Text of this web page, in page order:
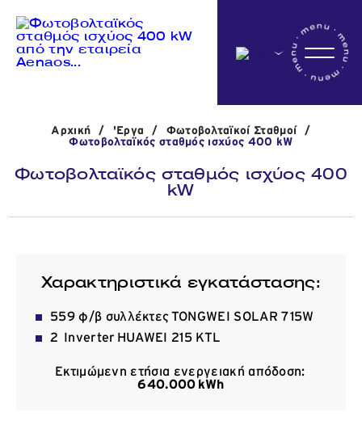
Η εταιρεία
Νέα
Επικοινωνία
Αρχική / 'Εργα / Φωτοβολταϊκοί Σταθμοί
/
Φωτοβολταϊκός σταθμός ισχύος 400 kW
Φωτοβολταϊκός σταθμός ισχύος 400
kW
Χαρακτηριστικά εγκατάστασης:
559 φ/β συλλέκτες TONGWEI SOLAR 715W
2 Inverter HUAWEI 215 KTL
Εκτιμώμενη ετήσια ενεργειακή απόδοση:
640.000 kWh